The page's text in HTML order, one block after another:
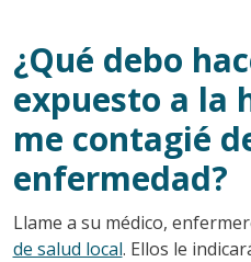
¿Qué debo
expuesto a la
me contagié
enfermedad?
Llame a su médico,
de salud local. Ellos le